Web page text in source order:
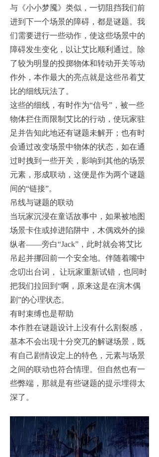
与《小小梦魇》类似，一切阻挡我们前
进到下一个场景的障碍，都是谜题。我
们需要进行一些动作，使这些场景中的
障碍发生变化，以让艾比顺利通过。除
了较为明显的投掷物体和转动开关等动
作外，本作最大的亮点就是这些吊着艾
比的细线玩法了。
这些的细线，有时作为“信号”，被一些
物体拦住而限制艾比的行动，使玩家驻
足并告知此地还有谜题未解开；也有时
会通过改变场景中物体的状态，如在通
过时拽到一些开关，影响到其他的场景
元素，形成联动，这便是作为两个谜题
间的“链接”。
吊线与谜题的联动
当玩家沉浸在童话故事中，如果被地图
场景卡住或掉进陷阱中，木偶戏外的操
纵者——旁白“Jack”，此时就会将艾比
吊起并挪回前一个安全地。伴随着嘴中
念叨出台词， 让玩家重新试错，也同时
把我们拉回到“啊，原来这是在演木偶
剧”的心理状态。
有时束缚也是帮助
本作胜在谜题设计上没有什么割裂感，
基本不会出现十分突兀的解谜场景，既
有自己剧情设定上的特色，元素与场景
之间的联动也符合情理。但自然也有一
些弊端，那就是有些谜题的提示埋得太
深了。